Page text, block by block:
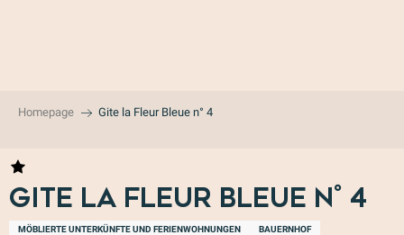
Homepage Gite la Fleur Bleue n° 4
Gite la Fleur Bleue n° 4
MÖBLIERTE UNTERKÜNFTE UND FERIENWOHNUNGEN BAUERNHOF